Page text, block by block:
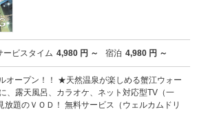
ービスタイム 4,980 円 ～ 宿泊 4,980 円 ～
ープン！！ ★天然温泉が楽しめる蟹江ウォー
、露天風呂、カラオケ、ネット対応型TV（一
題のＶＯＤ！ 無料サービス（ウェルカムドリ